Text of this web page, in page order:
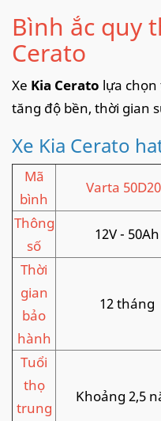
Bình ắc quy
Cerato
Xe Kia Cerato lựa chọn
tăng độ bền, thời gian
Xe Kia Cerato
Mã
bình
Varta
Thông
số
12V - 50Ah
Thời
gian
bảo
hành
12 tháng
Tuổi
thọ
trung
Khoảng 2,5